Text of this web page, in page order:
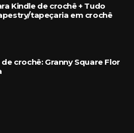
Kindle de crochê + Tudo
tapeçaria em crochê
crochê: Granny Square Flor